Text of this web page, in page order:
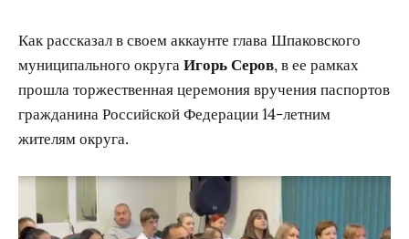
Как рассказал в своем аккаунте глава Шпаковского
муниципального округаИгорь Серов, в ее рамках
прошла торжественная церемония вручения паспортов
гражданина Российской Федерации 14-летним
жителям округа.